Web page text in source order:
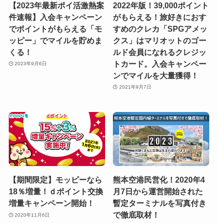
【2023年最新ポイ活激熱案
件速報】入会キャンペーン
でポイントがもらえる「モ
ッピー」でマイルを貯めま
くる！
2023年9月6日
2022年版！39,000ポイント
がもらえる！旅好きにおす
すめのクレカ「SPGアメッ
クス」はマリオットのゴー
ルド会員になれるクレジッ
トカード。入会キャンペー
ンでマイルを大量獲得！
2021年9月7日
【期間限定】モッピーなら
18％増量！ｄポイント交換
増量キャンペーン開始！
2020年11月6日
熊本空港民営化！2020年4
月7日から運営開始された
暫定ターミナルを写真付き
で徹底取材！